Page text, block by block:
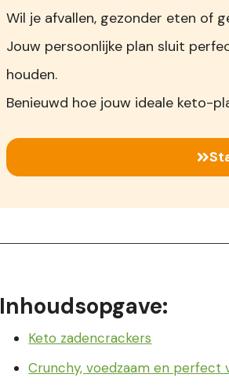
Wil je afvallen, gezonder eten of
Jouw persoonlijke plan sluit
houden.
Benieuwd hoe jouw ideale keto-
Inhoudsopgave:
Keto zadencrackers
Crunchy, voedzaam en perfect